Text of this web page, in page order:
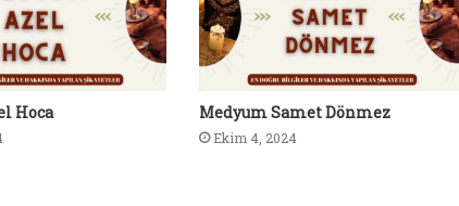
Hoca Medyum Samet Dönmez
Ekim 4, 2024